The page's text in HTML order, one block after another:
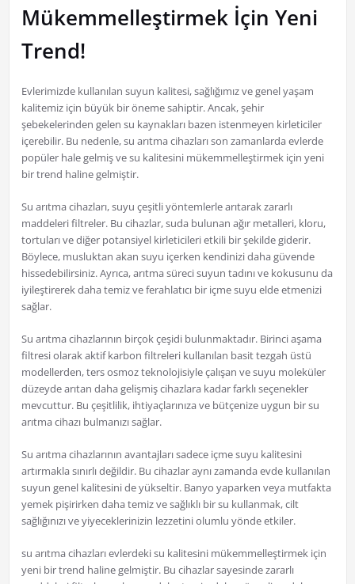
Mükemmelleştirmek İçin Yeni
Trend!
Evlerimizde kullanılan suyun kalitesi, sağlığımız ve genel yaşam
kalitemiz için büyük bir öneme sahiptir. Ancak, şehir
şebekelerinden gelen su kaynakları bazen istenmeyen kirleticiler
içerebilir. Bu nedenle, su arıtma cihazları son zamanlarda evlerde
popüler hale gelmiş ve su kalitesini mükemmelleştirmek için yeni
bir trend haline gelmiştir.
Su arıtma cihazları, suyu çeşitli yöntemlerle arıtarak zararlı
maddeleri filtreler. Bu cihazlar, suda bulunan ağır metalleri, kloru,
tortuları ve diğer potansiyel kirleticileri etkili bir şekilde giderir.
Böylece, musluktan akan suyu içerken kendinizi daha güvende
hissedebilirsiniz. Ayrıca, arıtma süreci suyun tadını ve kokusunu da
iyileştirerek daha temiz ve ferahlatıcı bir içme suyu elde etmenizi
sağlar.
Su arıtma cihazlarının birçok çeşidi bulunmaktadır. Birinci aşama
filtresi olarak aktif karbon filtreleri kullanılan basit tezgah üstü
modellerden, ters osmoz teknolojisiyle çalışan ve suyu moleküler
düzeyde arıtan daha gelişmiş cihazlara kadar farklı seçenekler
mevcuttur. Bu çeşitlilik, ihtiyaçlarınıza ve bütçenize uygun bir su
arıtma cihazı bulmanızı sağlar.
Su arıtma cihazlarının avantajları sadece içme suyu kalitesini
artırmakla sınırlı değildir. Bu cihazlar aynı zamanda evde kullanılan
suyun genel kalitesini de yükseltir. Banyo yaparken veya mutfakta
yemek pişirirken daha temiz ve sağlıklı bir su kullanmak, cilt
sağlığınızı ve yiyeceklerinizin lezzetini olumlu yönde etkiler.
su arıtma cihazları evlerdeki su kalitesini mükemmelleştirmek için
yeni bir trend haline gelmiştir. Bu cihazlar sayesinde zararlı